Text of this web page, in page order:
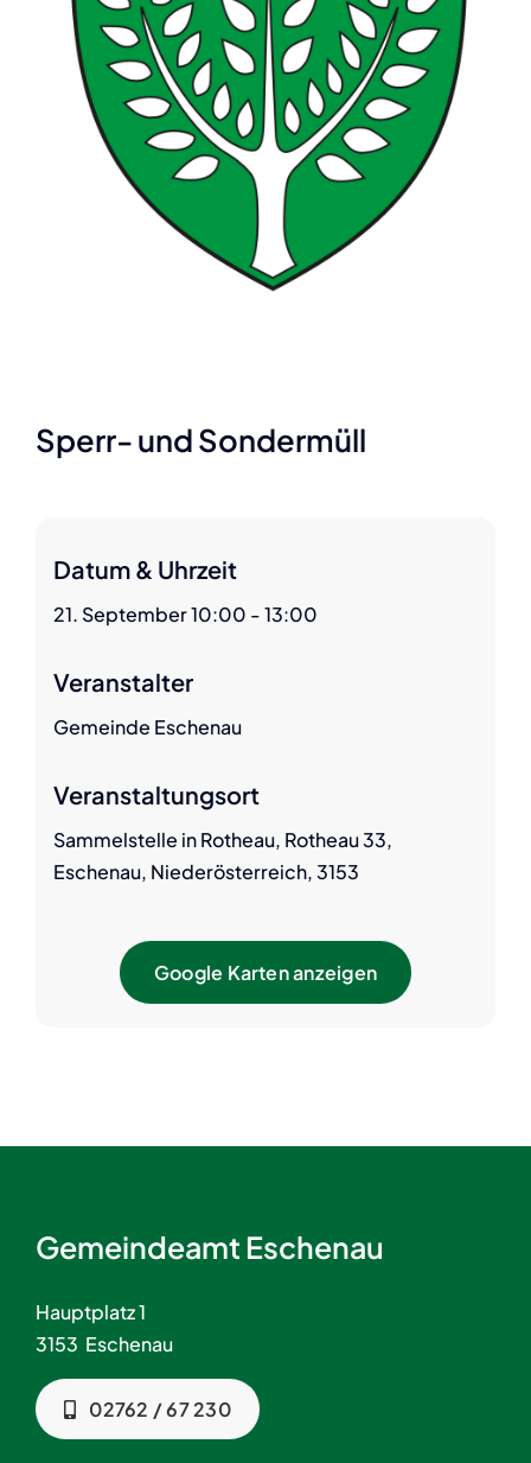
Sperr- und Sondermüll
Datum & Uhrzeit
21. September 10:00 - 13:00
Veranstalter
Gemeinde Eschenau
Veranstaltungsort
Sammelstelle in Rotheau, Rotheau 33,
Eschenau, Niederösterreich, 3153
Google Karten anzeigen
Gemeindeamt Eschenau
Hauptplatz 1
3153 Eschenau
02762 / 67 230